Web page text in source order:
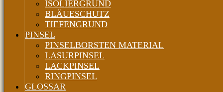
ISOLIERGRUND
BLÄUESCHUTZ
TIEFENGRUND
PINSEL
PINSELBORSTEN MATERIAL
LASURPINSEL
LACKPINSEL
RINGPINSEL
GLOSSAR